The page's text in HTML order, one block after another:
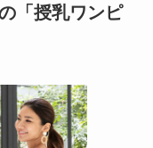
「授乳ワンピ